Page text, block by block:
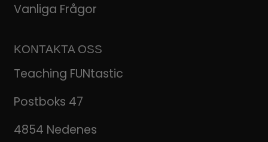
Vanliga Frågor
KONTAKTA OSS
Teaching FUNtastic
Postboks 47
4854 Nedenes